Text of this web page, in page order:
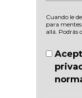
Cuando le
para mentes
allá. Podrás